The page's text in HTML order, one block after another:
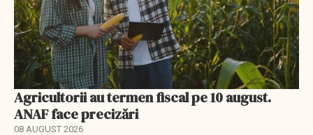
Agricultorii au termen fiscal pe 10 august.
ANAF face precizări
08 AUGUST 2026